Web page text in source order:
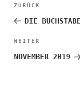
Vorheriger
Beitrag
ZURÜCK
DIE
Nächster
Beitrag
WEITER
NOVEMBER 2019